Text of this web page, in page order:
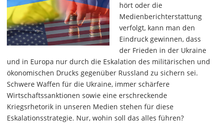
hört oder die
Medienberichterstattung
verfolgt, kann man den
Eindruck gewinnen, dass
der Frieden in der Ukraine
und in Europa nur durch die Eskalation des militärischen und
ökonomischen Drucks gegenüber Russland zu sichern sei.
Schwere Waffen für die Ukraine, immer schärfere
Wirtschaftssanktionen sowie eine erschreckende
Kriegsrhetorik in unseren Medien stehen für diese
Eskalationsstrategie. Nur, wohin soll das alles führen?